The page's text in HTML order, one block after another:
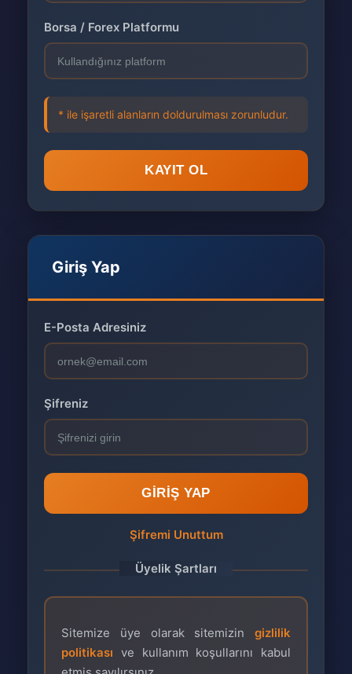
Borsa / Forex Platformu
* ile işaretli alanların doldurulması zorunludur.
KAYIT OL
Giriş Yap
E-Posta Adresiniz
Şifreniz
GIRIŞ YAP
Şifremi Unuttum
Üyelik Şartları
Sitemize üye olarak sitemizin gizlilik
politikası ve kullanım koşullarını kabul